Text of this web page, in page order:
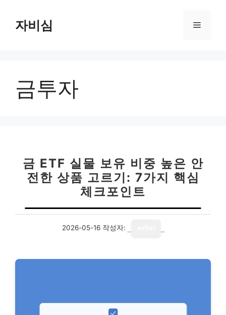
자비심 메
금투자
금 ETF 실물 보유 비중 높은 안
전한 상품 고르기: 7가지 핵심
체크포인트
2026-05-16 작성자: